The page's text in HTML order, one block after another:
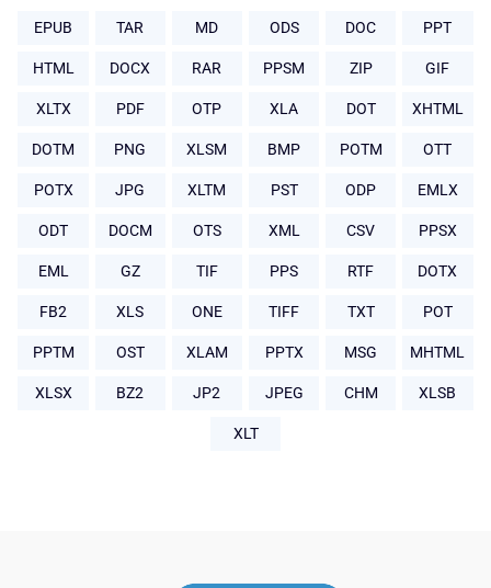
EPUB TAR MD ODS DOC PPT
HTML DOCX RAR PPSM ZIP GIF
XLTX PDF OTP XLA DOT XHTML
DOTM PNG XLSM BMP POTM OTT
POTX JPG XLTM PST ODP EMLX
ODT DOCM OTS XML CSV PPSX
EML GZ TIF PPS RTF DOTX
FB2 XLS ONE TIFF TXT POT
PPTM OST XLAM PPTX MSG MHTML
XLSX BZ2 JP2 JPEG CHM XLSB
XLT